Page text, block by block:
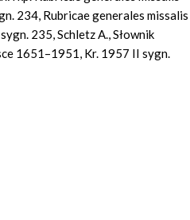
234, Rubricae generales missalis
235, Schletz A., Słownik
1651–1951, Kr. 1957 II sygn.